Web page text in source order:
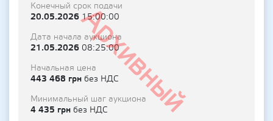
Архивный
Конечный срок подачи
20.05.202615:00:00
Дата начала аукциона
21.05.2026 08:25:00
Начальная цена
443 468 грн без НДС
Минимальный шаг аукциона
4 435 грн без НДС